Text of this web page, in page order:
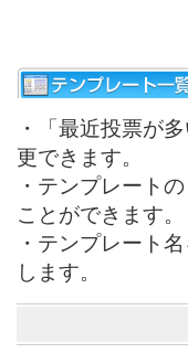
・「最近投票が
更できます。
・テンプレート
ことができます。
・テンプレート
します。